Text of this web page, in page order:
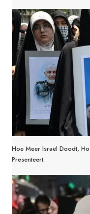
Hoe Meer Israël Doodt,
Presenteert.